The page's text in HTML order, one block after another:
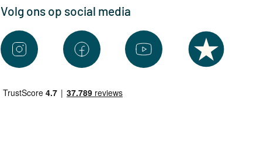
Volg ons op social media